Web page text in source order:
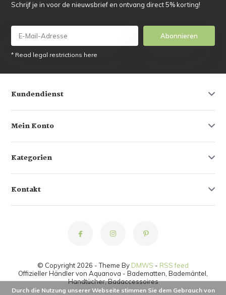
Schrijf je in voor de nieuwsbrief en ontvang direct 5% korting!
Abonnieren
* Read legal restrictions here
Kundendienst
Mein Konto
Kategorien
Kontakt
© Copyright 2026 - Theme By DMWS - RSS feed
Offizieller Händler von Aquanova - Badematten, Bademäntel,
Handtücher, Badaccessoires
Durch die Nutzung unserer Webseite stimmen Sie dem Gebrauch von